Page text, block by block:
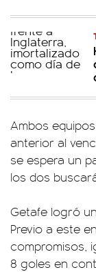
Ambos
anterior al
se espera un
los dos
Getafe logró
Previo a este
compromisos,
8 goles en